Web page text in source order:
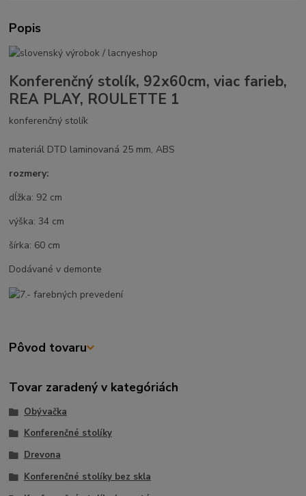
Popis
Konferenčný stolík, 92x60cm, viac farieb,
REA PLAY, ROULETTE 1
konferenčný stolík
materiál DTD laminovaná 25 mm, ABS
rozmery:
dĺžka: 92 cm
výška: 34 cm
šírka: 60 cm
Dodávané v demonte
Pôvod tovaru
Tovar zaradený v kategóriách
Obývačka
Konferenčné stolíky
Drevona
Konferenčné stolíky bez skla